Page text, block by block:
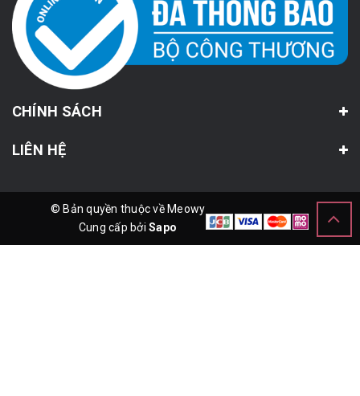
CHÍNH SÁCH
LIÊN HỆ
© Bản quyền thuộc về Meowy
Cung cấp bởiSapo